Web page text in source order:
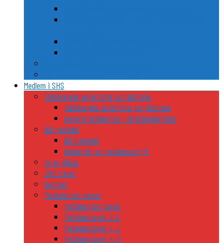
Medlem i SHS
Sällskapets aktiviteter och historia
Sällskapets aktiviteter och historia
Hedersmedlemmar / Æresmedlemmer
Bli medlem!
Bli medlem!
Betalning av medlemsavgift
Ge en gåva!
SHS vapen
Kontakt
Medlemmars vapen
Medlemmars vapen
Medlemsvapen A-E
Medlemsvapen F-J
Medlemsvapen K-O